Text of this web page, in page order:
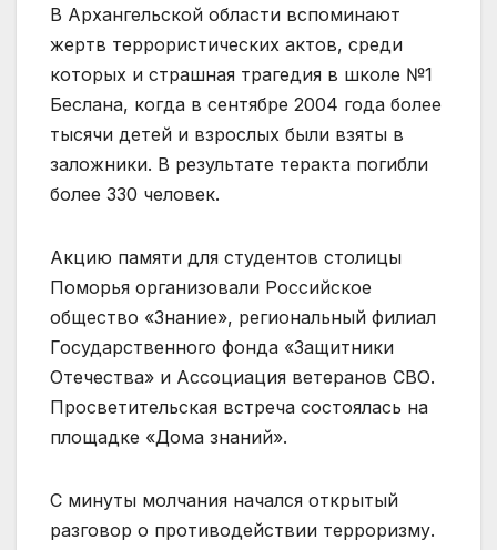
В Архангельской области вспоминают
жертв террористических актов, среди
которых и страшная трагедия в школе №1
Беслана, когда в сентябре 2004 года более
тысячи детей и взрослых были взяты в
заложники. В результате теракта погибли
более 330 человек.
Акцию памяти для студентов столицы
Поморья организовали Российское
общество «Знание», региональный филиал
Государственного фонда «Защитники
Отечества» и Ассоциация ветеранов СВО.
Просветительская встреча состоялась на
площадке «Дома знаний».
С минуты молчания начался открытый
разговор о противодействии терроризму.